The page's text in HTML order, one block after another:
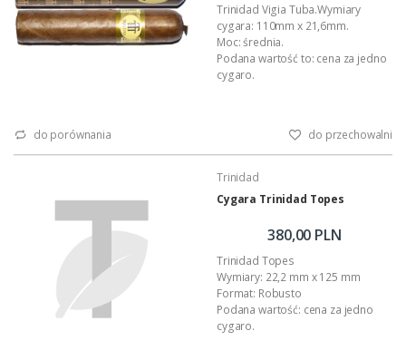
Trinidad Vigia Tuba.Wymiary
cygara: 110mm x 21,6mm.
Moc: średnia.
Podana wartość to: cena za jedno
cygaro.
do porównania do przechowalni
Trinidad
Cygara Trinidad Topes
380,00 PLN
Trinidad Topes
Wymiary: 22,2 mm x 125 mm
Format: Robusto
Podana wartość: cena za jedno
cygaro.